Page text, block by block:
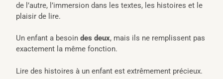
de l’autre, l’immersion dans les textes, les histoires et le
plaisir de lire.
Un enfant a besoin des deux, mais ils ne remplissent pas
exactement la même fonction.
Lire des histoires à un enfant est extrêmement précieux.